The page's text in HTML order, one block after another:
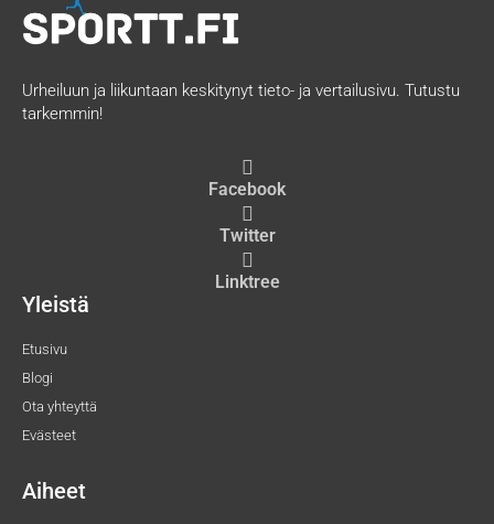
Urheiluun ja liikuntaan keskitynyt tieto- ja vertailusivu. Tutustu
tarkemmin!
Facebook
Twitter
Linktree
Yleistä
Etusivu
Blogi
Ota yhteyttä
Evästeet
Aiheet